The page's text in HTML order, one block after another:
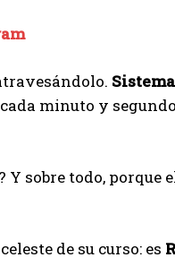
minuto y
Y sobre todo,
de su curso: es